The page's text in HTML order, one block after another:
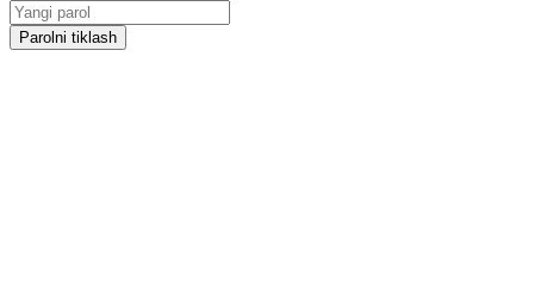
Parolni tiklash